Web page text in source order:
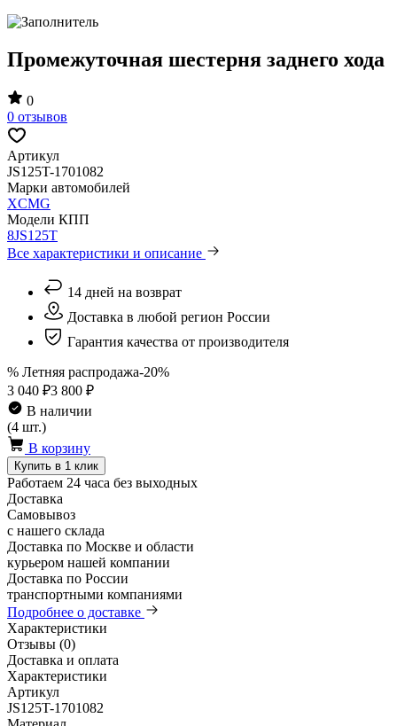
Промежуточная шестерня заднего хода
0
0 отзывов
Артикул
JS125T-1701082
Марки автомобилей
XCMG
Модели КПП
8JS125T
Все характеристики и описание
14 дней на возврат
Доставка в любой регион России
Гарантия качества от производителя
% Летняя распродажа-20%
3 040 ₽3 800 ₽
В наличии
(4 шт.)
В корзину
Купить в 1 клик
Работаем 24 часа без выходных
Доставка
Самовывоз
с нашего склада
Доставка по Москве и области
курьером нашей компании
Доставка по России
транспортными компаниями
Подробнее о доставке
Характеристики
Отзывы (0)
Доставка и оплата
Характеристики
Артикул
JS125T-1701082